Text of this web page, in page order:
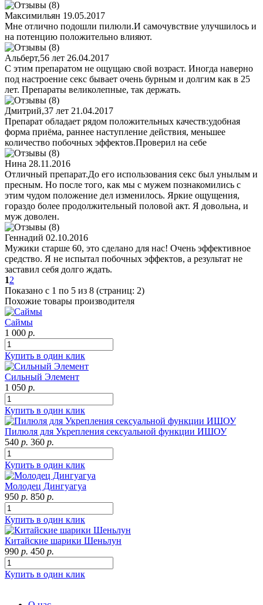
Максимильян 19.05.2017
Мне отлично подошли пилюли.И самочувствие улучшилось и
на потенцию положительно влияют.
Альберт,56 лет 26.04.2017
С этим препаратом не ощущаю свой возраст. Иногда наверно
под настроение секс бывает очень бурным и долгим как в 25
лет. Препараты великолепные, так держать.
Дмитрий,37 лет 21.04.2017
Препарат обладает рядом положительных качеств:удобная
форма приёма, раннее наступление действия, меньшее
количество побочных эффектов.Проверил на себе
Нина 28.11.2016
Отличный препарат.До его использования секс был унылым и
пресным. Но после того, как мы с мужем познакомились с
этим чудом положение дел изменилось. Яркие ощущения,
гораздо более продолжительный половой акт. Я довольна, и
муж доволен.
Геннадий 02.10.2016
Мужики старше 60, это сделано для нас! Очень эффективное
средство. Я не испытал побочных эффектов, а результат не
заставил себя долго ждать.
12
Показано с 1 по 5 из 8 (страниц: 2)
Похожие товары производителя
Саймы
1 000 р.
Купить в один клик
Сильный Элемент
1 050 р.
Купить в один клик
Пилюля для Укрепления сексуальной функции ИШОУ
540 р. 360 р.
Купить в один клик
Молодец Дингуагуа
950 р. 850 р.
Купить в один клик
Китайские шарики Шеньлун
990 р. 450 р.
Купить в один клик